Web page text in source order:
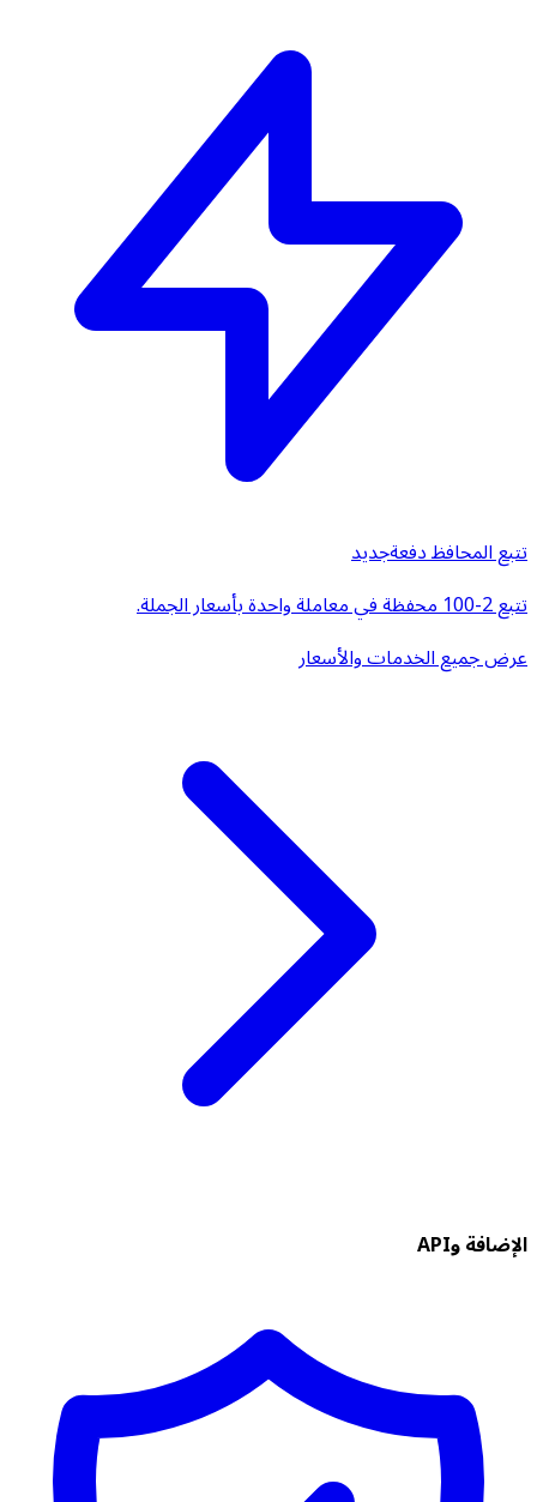
تتبع المحافظ دفعةجديد
تتبع 2-100 محفظة في معاملة واحدة بأسعار الجملة.
عرض جميع الخدمات والأسعار
الإضافة وAPI